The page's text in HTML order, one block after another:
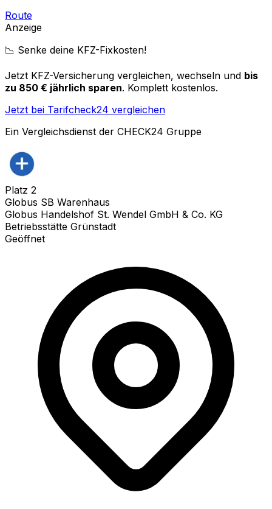
Route
Anzeige
📉 Senke deine KFZ-Fixkosten!
Jetzt KFZ-Versicherung vergleichen, wechseln und bis
zu 850 € jährlich sparen. Komplett kostenlos.
Jetzt bei Tarifcheck24 vergleichen
Ein Vergleichsdienst der CHECK24 Gruppe
Platz 2
Globus SB Warenhaus
Globus Handelshof St. Wendel GmbH & Co. KG
Betriebsstätte Grünstadt
Geöffnet